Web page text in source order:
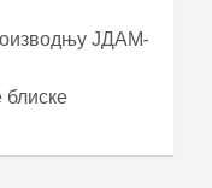
ЈДАМ-
блиске